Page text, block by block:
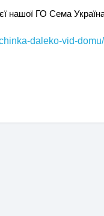
нашої ГО Сема
daleko-vid-domu/